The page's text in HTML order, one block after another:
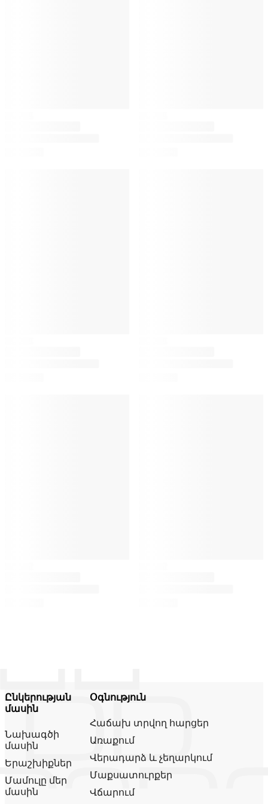
Ընկերության
մասին
Նախագծի
մասին
Երաշխիքներ
Մամուլը մեր
մասին
Օգնություն
Հաճախ տրվող հարցեր
Առաքում
Վերադարձ և չեղարկում
Մաքսատուրքեր
Վճարում